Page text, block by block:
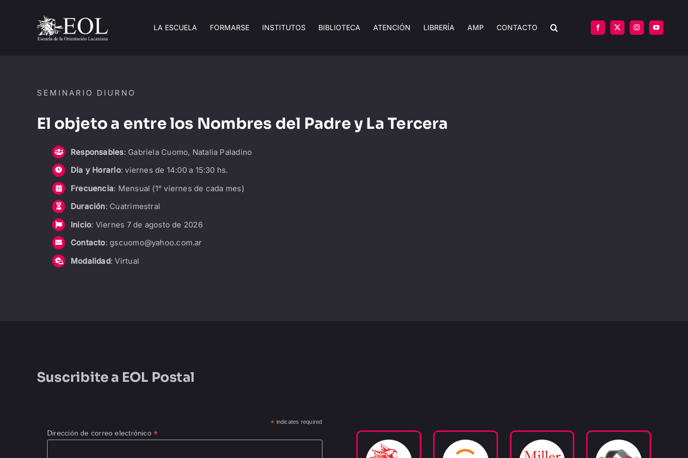
contenido
LA ESCUELA FORMARSE INSTITUTOS BIBLIOTECA ATENCIÓN LIBRERÍA AMP CONTACTO
SEMINARIO DIURNO
El objeto a entre los Nombres del Padre y La Tercera
Responsables: Gabriela Cuomo, Natalia Paladino
Día y Horario: viernes de 14:00 a 15:30 hs.
Frecuencia: Mensual (1° viernes de cada mes)
Duración: Cuatrimestral
Inicio: Viernes 7 de agosto de 2026
Contacto: gscuomo@yahoo.com.ar
Modalidad: Virtual
Suscribite a EOL Postal
* indicates required
Dirección de correo electrónico*